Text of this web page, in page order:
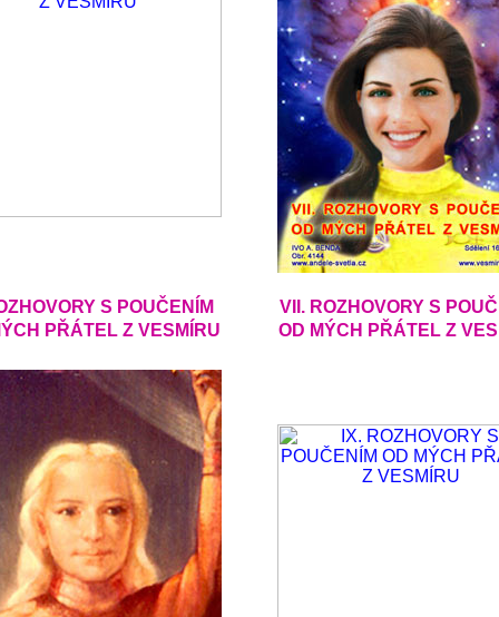
S POUČENÍM
PŘÁTEL Z VESMÍRU
VII. ROZHOVORY S
OD MÝCH PŘÁTEL Z